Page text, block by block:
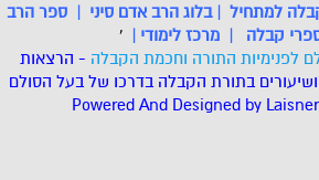
למתחיל |בלוג הרב אדם סיני |ספר הרב
קבלה | מרכז לימודי |
'
לפנימיות התורה וחכמת הקבלה - הרצאות
בתורת הקבלה בדרכו של בעל הסולם
Powered And Designed by Laisner